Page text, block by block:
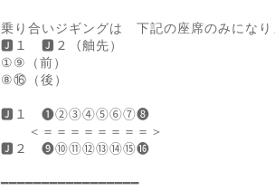
乗り合いジギングは 下記の座席のみになり
🅹１ 🅹２（舳先）
①⑨（前）
⑧⑯（後）
🅹１ ❶②③④⑤⑥⑦❽
＜＝＝＝＝＝＝＝＝＞
🅹２ ❾⑩⑪⑫⑬⑭⑮⓰
━━━━━━━━━━━━━━━━━